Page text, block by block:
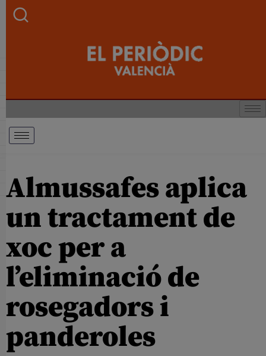
Almussafes aplica
un tractament de
xoc per a
l’eliminació de
rosegadors i
panderoles